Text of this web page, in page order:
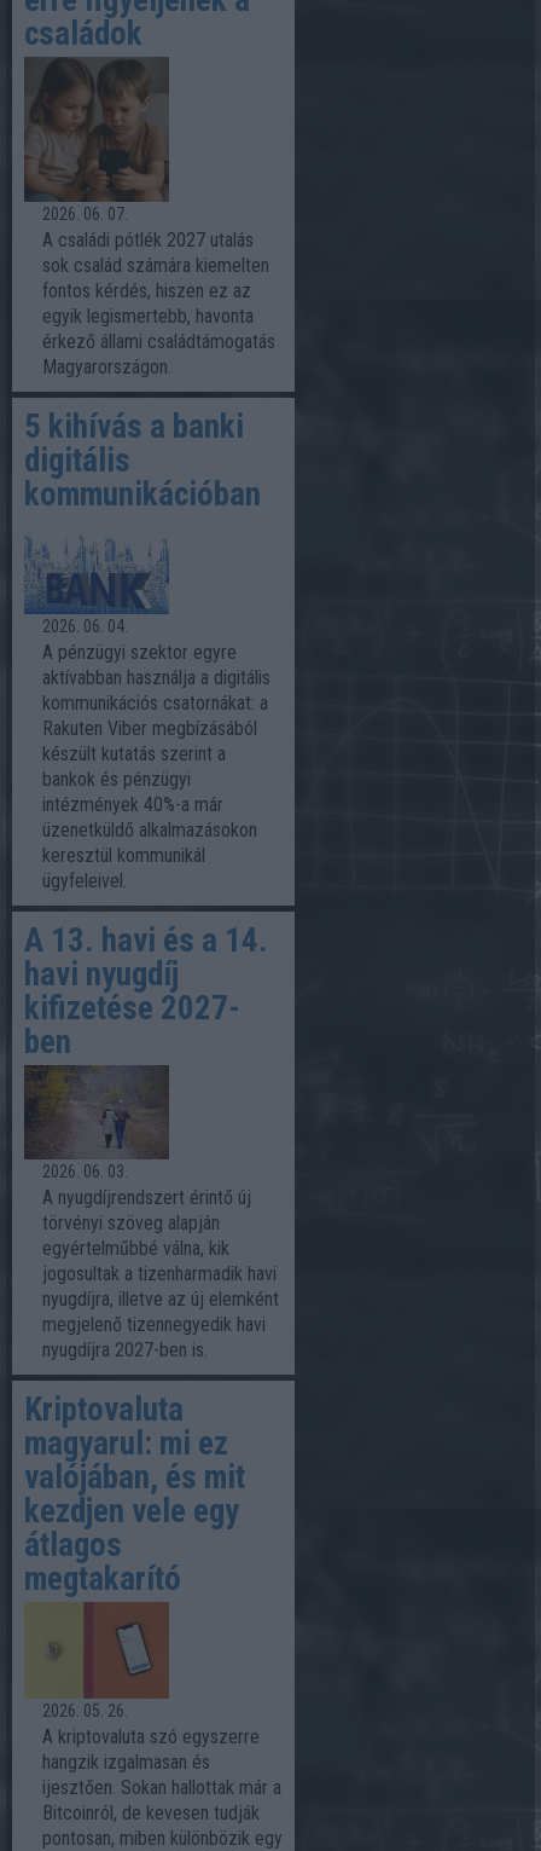
családok
2026. 06. 07.
A családi pótlék 2027 utalás
sok család számára kiemelten
fontos kérdés, hiszen ez az
egyik legismertebb, havonta
érkező állami családtámogatás
Magyarországon.
5 kihívás a banki
digitális
kommunikációban
2026. 06. 04.
A pénzügyi szektor egyre
aktívabban használja a digitális
kommunikációs csatornákat: a
Rakuten Viber megbízásából
készült kutatás szerint a
bankok és pénzügyi
intézmények 40%-a már
üzenetküldő alkalmazásokon
keresztül kommunikál
ügyfeleivel.
A 13. havi és a 14.
havi nyugdíj
kifizetése 2027-
ben
2026. 06. 03.
A nyugdíjrendszert érintő új
törvényi szöveg alapján
egyértelműbbé válna, kik
jogosultak a tizenharmadik havi
nyugdíjra, illetve az új elemként
megjelenő tizennegyedik havi
nyugdíjra 2027-ben is.
Kriptovaluta
magyarul: mi ez
valójában, és mit
kezdjen vele egy
átlagos
megtakarító
2026. 05. 26.
A kriptovaluta szó egyszerre
hangzik izgalmasan és
ijesztően. Sokan hallottak már a
Bitcoinról, de kevesen tudják
pontosan, miben különbözik egy